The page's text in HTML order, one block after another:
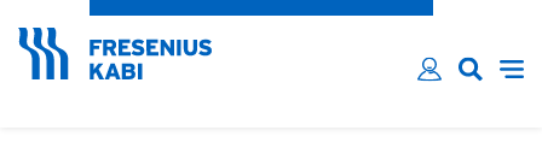
Email*